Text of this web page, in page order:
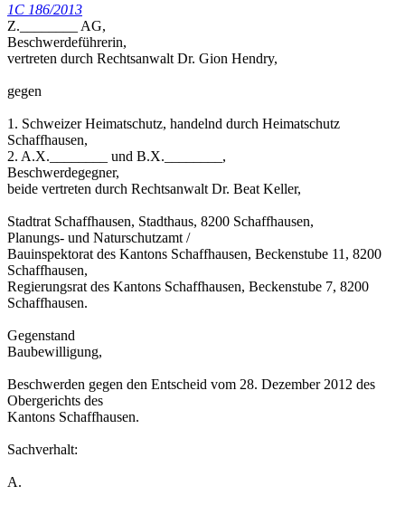
1C 186/2013
Z.________ AG,
Beschwerdeführerin,
vertreten durch Rechtsanwalt Dr. Gion Hendry,
gegen
1. Schweizer Heimatschutz, handelnd durch Heimatschutz
Schaffhausen,
2. A.X.________ und B.X.________,
Beschwerdegegner,
beide vertreten durch Rechtsanwalt Dr. Beat Keller,
Stadtrat Schaffhausen, Stadthaus, 8200 Schaffhausen,
Planungs- und Naturschutzamt /
Bauinspektorat des Kantons Schaffhausen, Beckenstube 11, 8200
Schaffhausen,
Regierungsrat des Kantons Schaffhausen, Beckenstube 7, 8200
Schaffhausen.
Gegenstand
Baubewilligung,
Beschwerden gegen den Entscheid vom 28. Dezember 2012 des
Obergerichts des
Kantons Schaffhausen.
Sachverhalt:
A.